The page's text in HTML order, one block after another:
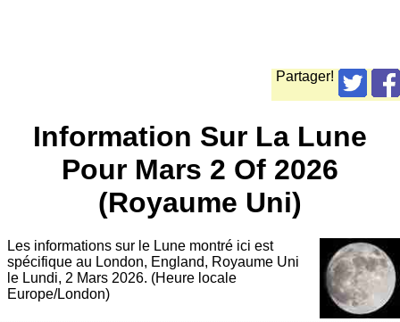
Partager!
Information Sur La Lune
Pour Mars 2 Of 2026
(Royaume Uni)
Les informations sur le Lune montré ici est
spécifique au London, England, Royaume Uni
le Lundi, 2 Mars 2026. (Heure locale
Europe/London)